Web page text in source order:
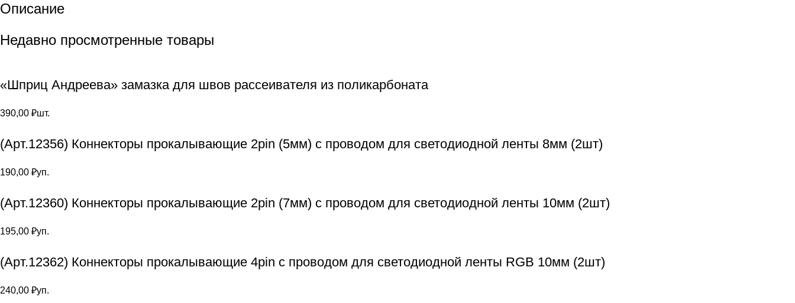
Описание
Недавно просмотренные товары
«Шприц Андреева» замазка для швов рассеивателя из поликарбоната
390,00 ₽шт.
(Арт.12356) Коннекторы прокалывающие 2pin (5мм) с проводом для светодиодной ленты 8мм (2шт)
190,00 ₽уп.
(Арт.12360) Коннекторы прокалывающие 2pin (7мм) с проводом для светодиодной ленты 10мм (2шт)
195,00 ₽уп.
(Арт.12362) Коннекторы прокалывающие 4pin с проводом для светодиодной ленты RGB 10мм (2шт)
240,00 ₽уп.